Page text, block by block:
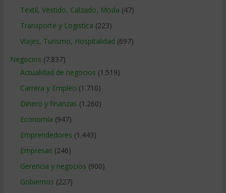
Textil, Vestido, Calzado, Moda (47)
Transporte y Logistica (223)
Viajes, Turismo, Hospitalidad (697)
Negocios (7.837)
Actualidad de negocios (1.519)
Carrera y Empleo (1.710)
Dinero y finanzas (1.260)
Economía (947)
Emprendedores (1.443)
Empresas (246)
Gerencia y negocios (900)
Gobiernos (227)